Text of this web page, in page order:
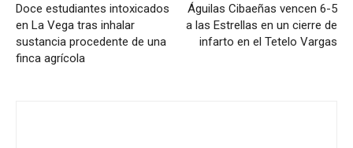
Doce estudiantes intoxicados
en La Vega tras inhalar
sustancia procedente de una
finca agrícola
Águilas Cibaeñas vencen 6-5
a las Estrellas en un cierre de
infarto en el Tetelo Vargas